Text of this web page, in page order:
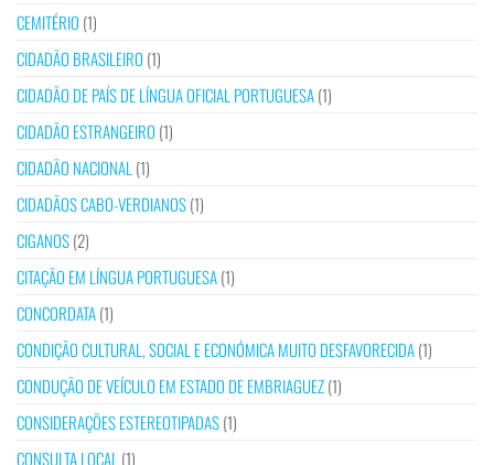
CEMITÉRIO (1)
CIDADÃO BRASILEIRO (1)
CIDADÃO DE PAÍS DE LÍNGUA OFICIAL PORTUGUESA(1)
CIDADÃO ESTRANGEIRO (1)
CIDADÃO NACIONAL (1)
CIDADÃOS CABO-VERDIANOS(1)
CIGANOS(2)
CITAÇÃO EM LÍNGUA PORTUGUESA(1)
CONCORDATA(1)
CONDIÇÃO CULTURAL, SOCIAL E ECONÓMICA MUITO DESFAVORECIDA(1)
CONDUÇÃO DE VEÍCULO EM ESTADO DE EMBRIAGUEZ(1)
CONSIDERAÇÕES ESTEREOTIPADAS(1)
CONSULTA LOCAL (1)